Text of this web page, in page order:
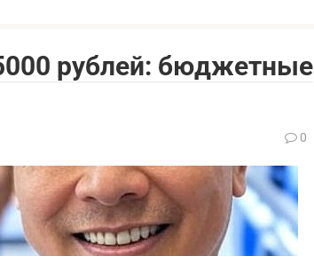
рублей: бюджетные
0